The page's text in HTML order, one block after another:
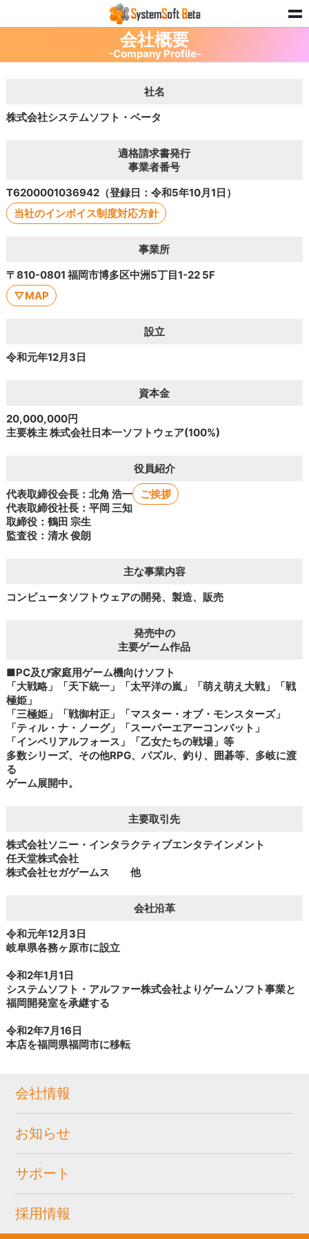
会社概要
-Company Profile-
社名
株式会社システムソフト・ベータ
適格請求書発行
事業者番号
T6200001036942（登録日：令和5年10月1日）
当社のインボイス制度対応方針
事業所
〒810-0801 福岡市博多区中洲5丁目1-22 5F
▽MAP
設立
令和元年12月3日
資本金
20,000,000円
主要株主 株式会社日本一ソフトウェア(100%)
役員紹介
代表取締役会長：北角 浩一
代表取締役社長：平岡 三知
取締役：鶴田 宗生
監査役：清水 俊朗
ご挨拶
主な事業内容
コンピュータソフトウェアの開発、製造、販売
発売中の
主要ゲーム作品
■PC及び家庭用ゲーム機向けソフト
「大戦略」「天下統一」「太平洋の嵐」「萌え萌え大戦」「戦
極姫」
「三極姫」「戦御村正」「マスター・オブ・モンスターズ」
「ティル・ナ・ノーグ」「スーパーエアーコンバット」
「インペリアルフォース」「乙女たちの戦場」等
多数シリーズ、その他RPG、パズル、釣り、囲碁等、多岐に渡
る
ゲーム展開中。
主要取引先
株式会社ソニー・インタラクティブエンタテインメント
任天堂株式会社
株式会社セガゲームス 他
会社沿革
令和元年12月3日
岐阜県各務ヶ原市に設立
令和2年1月1日
システムソフト・アルファー株式会社よりゲームソフト事業と
福岡開発室を承継する
令和2年7月16日
本店を福岡県福岡市に移転
会社情報
お知らせ
サポート
採用情報